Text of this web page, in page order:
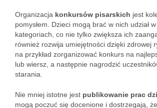
Organizacja konkursów pisarskich jest
pomysłem. Dzieci mogą brać w nich udział
kategoriach, co nie tylko zwiększa ich
również rozwija umiejętności dzięki zdrowej
na przykład zorganizować konkurs na
lub wiersz, a następnie nagrodzić
starania.
Nie mniej istotne jest publikowanie prac
mogą poczuć się docenione i dostrzegają,